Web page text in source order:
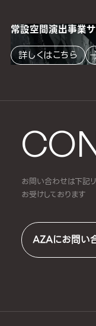
お問い合わせは下記
お受けしております
AZAにお問い
常設空間演出事業
詳しくはこちら